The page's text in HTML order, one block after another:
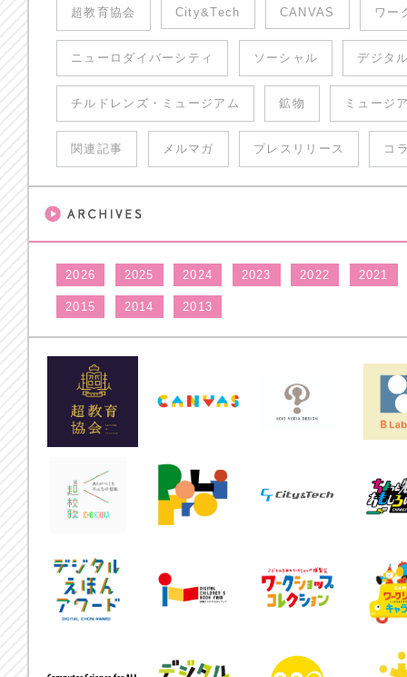
超教育協会 City&Tech CANVAS ワー
ニューロダイバーシティ ソーシャル デジタ
チルドレンズ・ミュージアム 鉱物 ミュージ
関連記事 メルマガ プレスリリース コ
2026 2025 2024 2023 2022 2021
2015 2014 2013